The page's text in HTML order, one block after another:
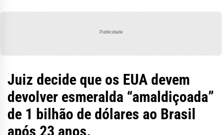
Publicidade
Juiz decide que os EUA devem
devolver esmeralda “amaldiçoada”
de 1 bilhão de dólares ao Brasil
após 23 anos.